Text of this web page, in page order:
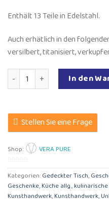
Enthält 13 Teile in Edelstahl.
Auch erhätlich in den
versilbert, titanisiert,
MoonLashes Premium Set
In den
Stellen Sie eine Frage
Shop: VERA PURE
0
von
5
Kategorien:Gedeckter Tisch,
Geschenke,Küche allg.,
Kunsthandwerk,Kunsthandwerk,